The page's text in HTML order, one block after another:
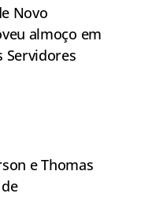
Novo
almoço em
Servidores
e Thomas